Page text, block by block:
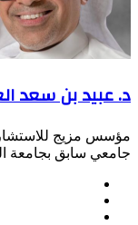
د. عبيد بن سعد
مؤسس مزيج
جامعي سابق بجامعة